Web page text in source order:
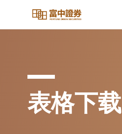
表格下载